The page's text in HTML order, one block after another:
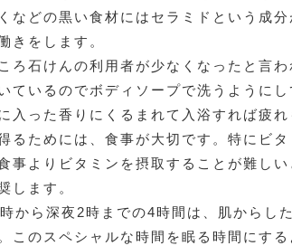
などの黒い食材にはセラミドという成
きをします。
ろ石けんの利用者が少なくなったと言
ているのでボディソープで洗うように
入った香りにくるまれて入浴すれば疲れ
るためには、食事が大切です。特にビ
事よりビタミンを摂取することが難し
します。
から深夜2時までの4時間は、肌からし
このスペシャルな時間を眠る時間にす